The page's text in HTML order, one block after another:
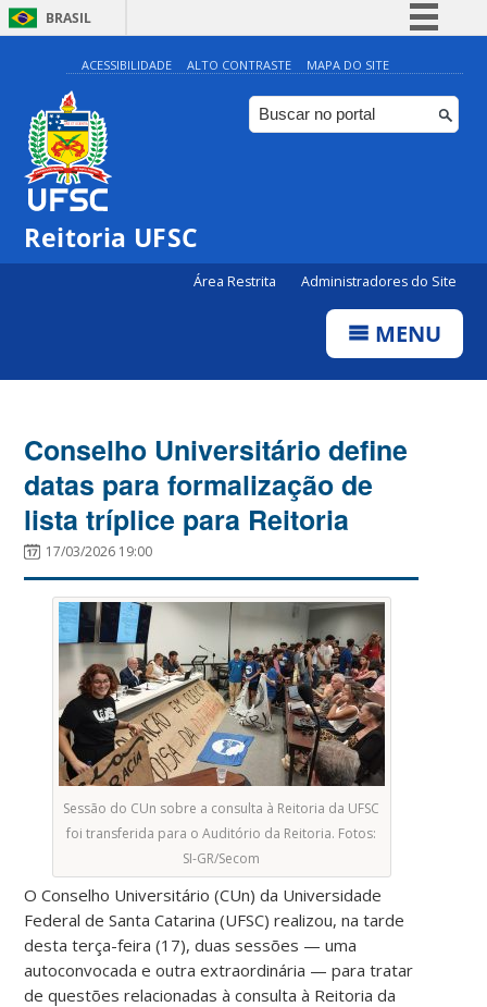
BRASIL
Simplifique!
Comunica BR
Participe
ACESSIBILIDADE ALTO CONTRASTE MAPA DO SITE
Reitoria UFSC
Área Restrita Administradores do Site
MENU
Conselho Universitário define
datas para formalização de
lista tríplice para Reitoria
17/03/2026 19:00
Sessão do CUn sobre a consulta à Reitoria da UFSC
foi transferida para o Auditório da Reitoria. Fotos:
SI-GR/Secom
O Conselho Universitário (CUn) da Universidade
Federal de Santa Catarina (UFSC) realizou, na tarde
desta terça-feira (17), duas sessões — uma
autoconvocada e outra extraordinária — para tratar
de questões relacionadas à consulta à Reitoria da